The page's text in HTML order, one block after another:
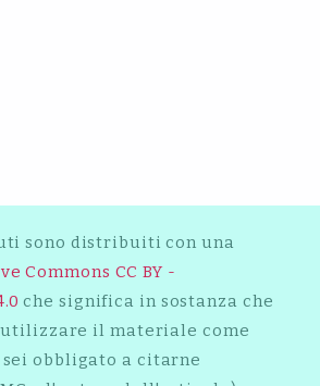
sono distribuiti con una
Commons CC BY -
che significa in sostanza che
il materiale come
obbligato a citarne